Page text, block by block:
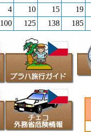
4 10 15 19
100 125 138 185